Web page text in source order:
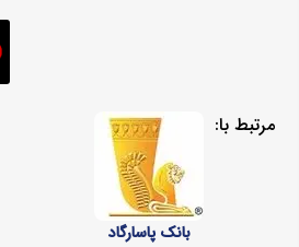
مرتبط با:
بانک پاسارگاد